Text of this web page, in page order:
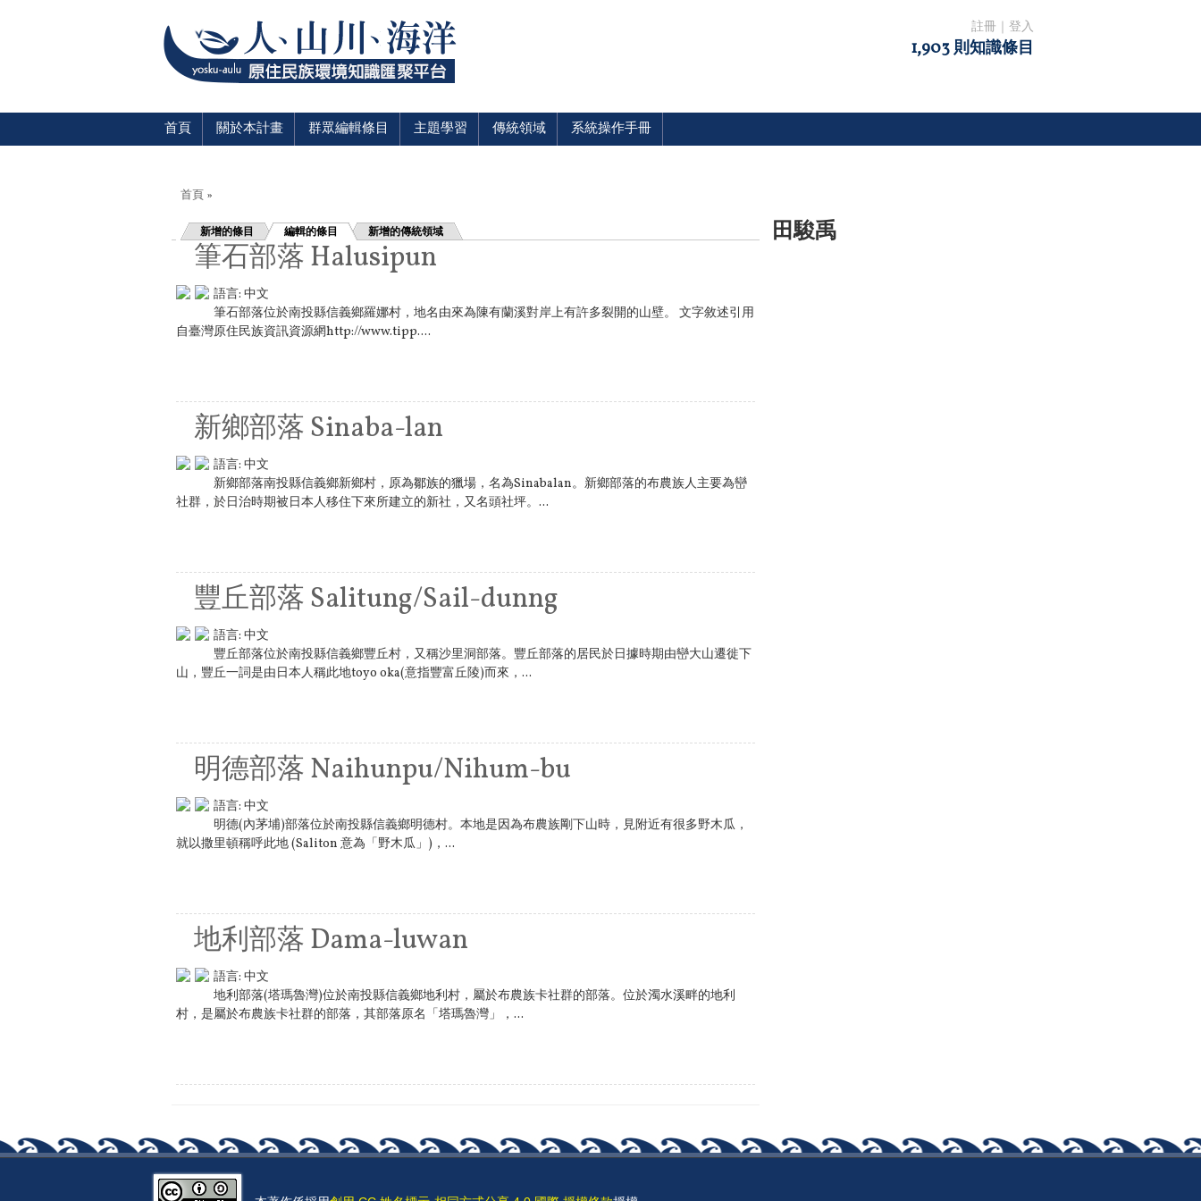
註冊 登入
1,903 則知識條目
首頁 關於本計畫 群眾編輯條目 主題學習 傳統領域 系統操作手冊
您在這裡
首頁 »
新增的條目 編輯的條目 新增的傳統領域
筆石部落 Halusipun
語言: 中文
筆石部落位於南投縣信義鄉羅娜村，地名由來為陳有蘭溪對岸上有許多裂開的山壁。 文字敘述引用
自臺灣原住民族資訊資源網http://www.tipp....
新鄉部落 Sinaba-lan
語言: 中文
新鄉部落南投縣信義鄉新鄉村，原為鄒族的獵場，名為Sinabalan。新鄉部落的布農族人主要為巒
社群，於日治時期被日本人移住下來所建立的新社，又名頭社坪。...
豐丘部落 Salitung/Sail-dunng
語言: 中文
豐丘部落位於南投縣信義鄉豐丘村，又稱沙里洞部落。豐丘部落的居民於日據時期由巒大山遷徙下
山，豐丘一詞是由日本人稱此地toyo oka(意指豐富丘陵)而來，...
明德部落 Naihunpu/Nihum-bu
語言: 中文
明德(內茅埔)部落位於南投縣信義鄉明德村。本地是因為布農族剛下山時，見附近有很多野木瓜，
就以撒里頓稱呼此地 (Saliton 意為「野木瓜」)，...
地利部落 Dama-luwan
語言: 中文
地利部落(塔瑪魯灣)位於南投縣信義鄉地利村，屬於布農族卡社群的部落。位於濁水溪畔的地利
村，是屬於布農族卡社群的部落，其部落原名「塔瑪魯灣」，...
田駿禹